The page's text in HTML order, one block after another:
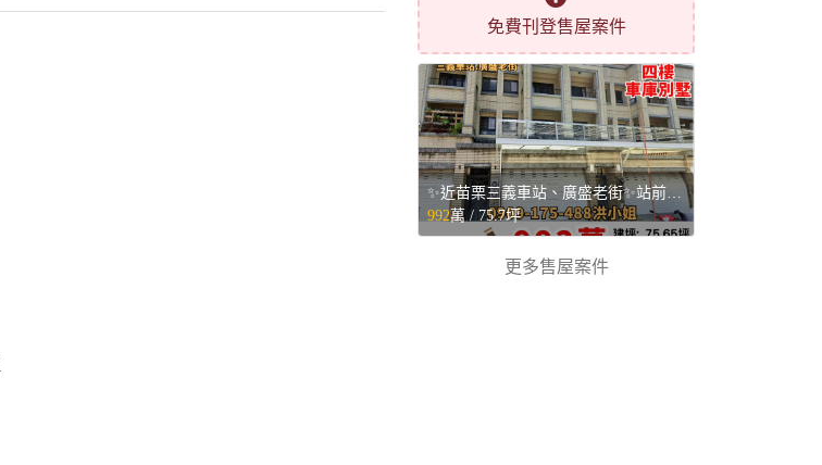
免費刊登售屋案件
✨近苗栗三義車站、廣盛老街✨站前四樓車庫別墅💥 - 苗栗縣三義鄉售屋
992萬 / 75.7坪
更多售屋案件